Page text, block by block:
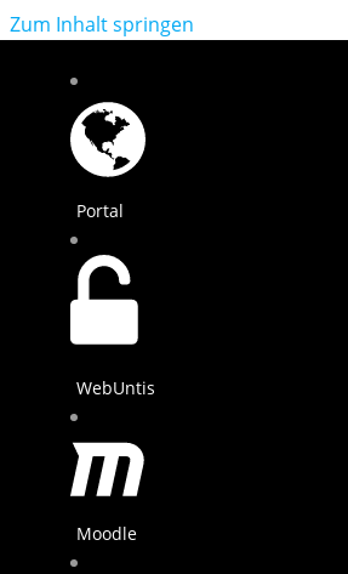
Zum Inhalt springen
Portal
WebUntis
Moodle